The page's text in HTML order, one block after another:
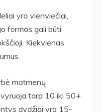
yra vienviečiai,
formos gali būti
Kiekvienas
matmenų
tarp 10 iki 50+
dydžiai yra 15-